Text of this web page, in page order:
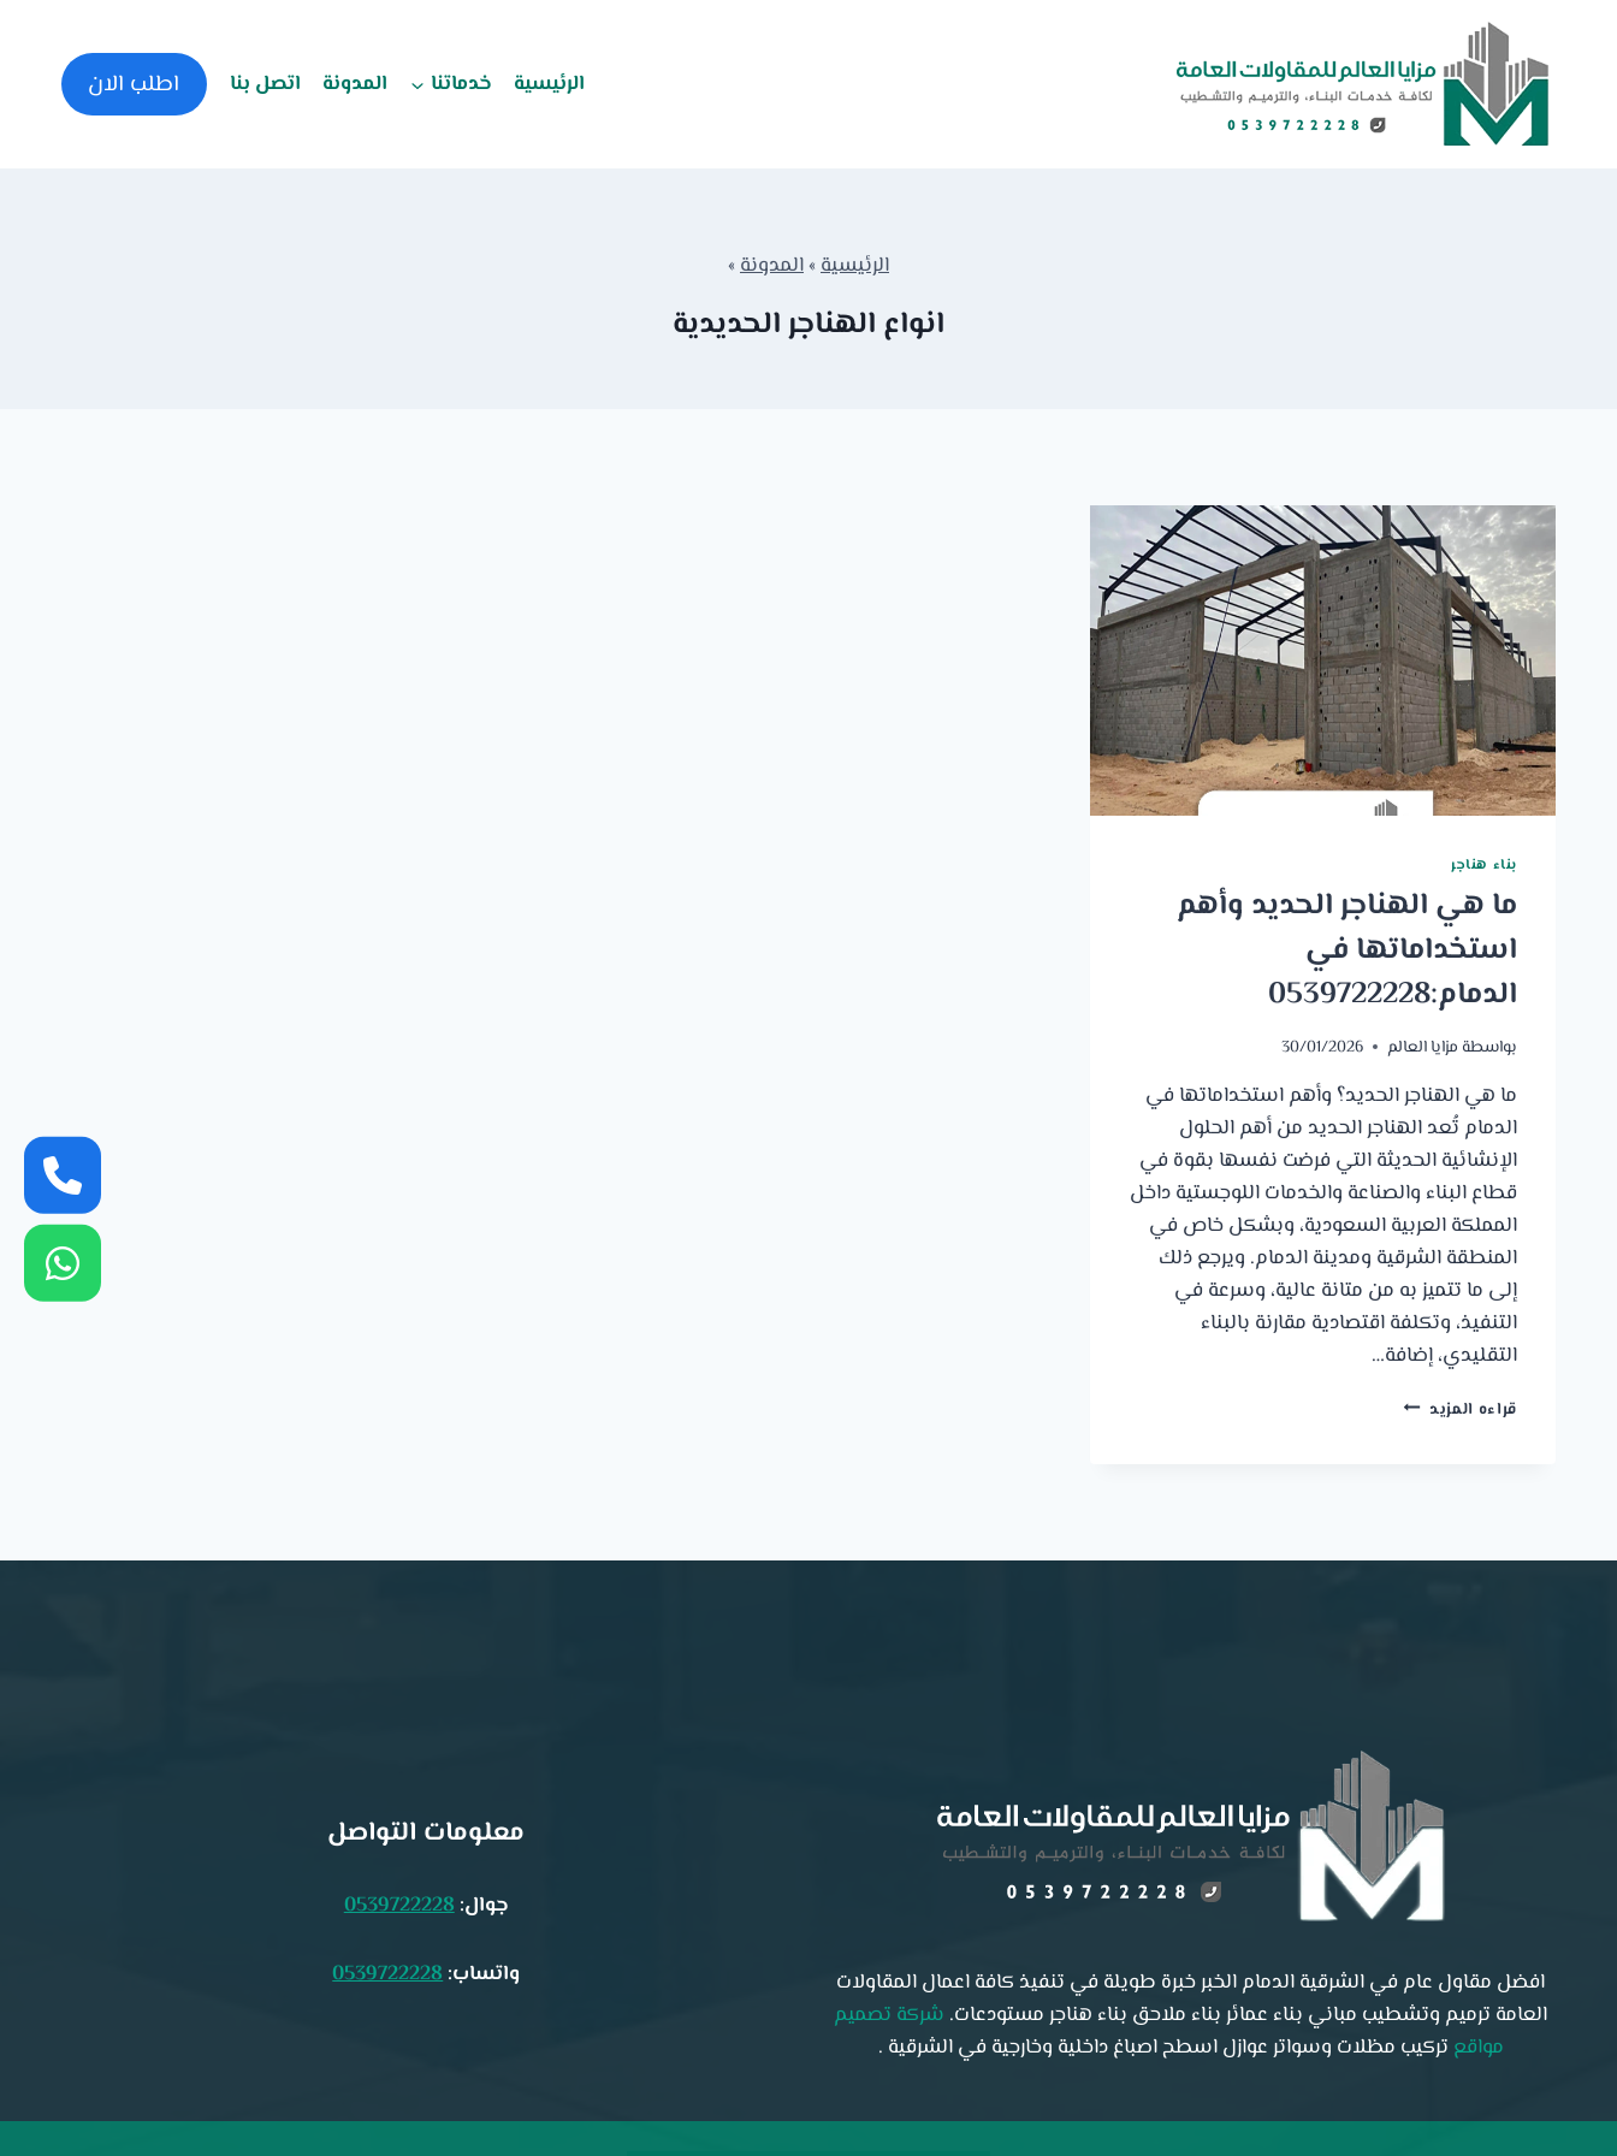
المحتوى
الرئيسية خدماتنا المدونة اتصل بنا اطلب الان
الرئيسية»المدونة»
انواع الهناجر الحديدية
بناء هناجر
ما هي الهناجر الحديد وأهم
استخداماتها في
الدمام:0539722228
بواسطة مزايا العالم 30/01/2026
ما هي الهناجر الحديد؟ وأهم استخداماتها في
الدمام تُعد الهناجر الحديد من أهم الحلول
الإنشائية الحديثة التي فرضت نفسها بقوة في
قطاع البناء والصناعة والخدمات اللوجستية داخل
المملكة العربية السعودية، وبشكل خاص في
المنطقة الشرقية ومدينة الدمام. ويرجع ذلك
إلى ما تتميز به من متانة عالية، وسرعة في
التنفيذ، وتكلفة اقتصادية مقارنة بالبناء
التقليدي، إضافة…
قراءه المزيد ما
في
افضل مقاول عام في الشرقية الدمام الخبر خبرة طويلة في تنفيذ كافة اعمال المقاولات
العامة ترميم وتشطيب مباني بناء عمائر بناء ملاحق بناء هناجر مستودعات. شركة تصميم
مواقع تركيب مظلات وسواتر عوازل اسطح اصباغ داخلية وخارجية في الشرقية .
معلومات التواصل
جوال:0539722228
واتساب:0539722228